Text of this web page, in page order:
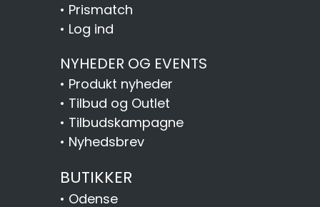
• Prismatch
• Log ind
NYHEDER OG EVENTS
• Produkt nyheder
• Tilbud og Outlet
• Tilbudskampagne
• Nyhedsbrev
BUTIKKER
• Odense